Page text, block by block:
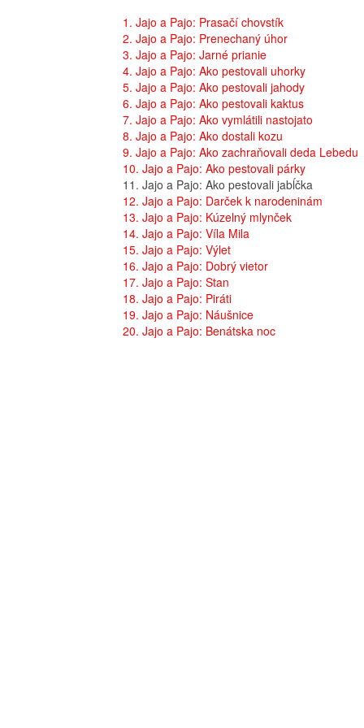
1. Jajo a Pajo: Prasačí chovstík
2. Jajo a Pajo: Prenechaný úhor
3. Jajo a Pajo: Jarné prianie
4. Jajo a Pajo: Ako pestovali uhorky
5. Jajo a Pajo: Ako pestovali jahody
6. Jajo a Pajo: Ako pestovali kaktus
7. Jajo a Pajo: Ako vymlátili nastojato
8. Jajo a Pajo: Ako dostali kozu
9. Jajo a Pajo: Ako zachraňovali deda Lebedu
10. Jajo a Pajo: Ako pestovali párky
11. Jajo a Pajo: Ako pestovali jabĺčka
12. Jajo a Pajo: Darček k narodeninám
13. Jajo a Pajo: Kúzelný mlynček
14. Jajo a Pajo: Víla Mila
15. Jajo a Pajo: Výlet
16. Jajo a Pajo: Dobrý vietor
17. Jajo a Pajo: Stan
18. Jajo a Pajo: Piráti
19. Jajo a Pajo: Náušnice
20. Jajo a Pajo: Benátska noc